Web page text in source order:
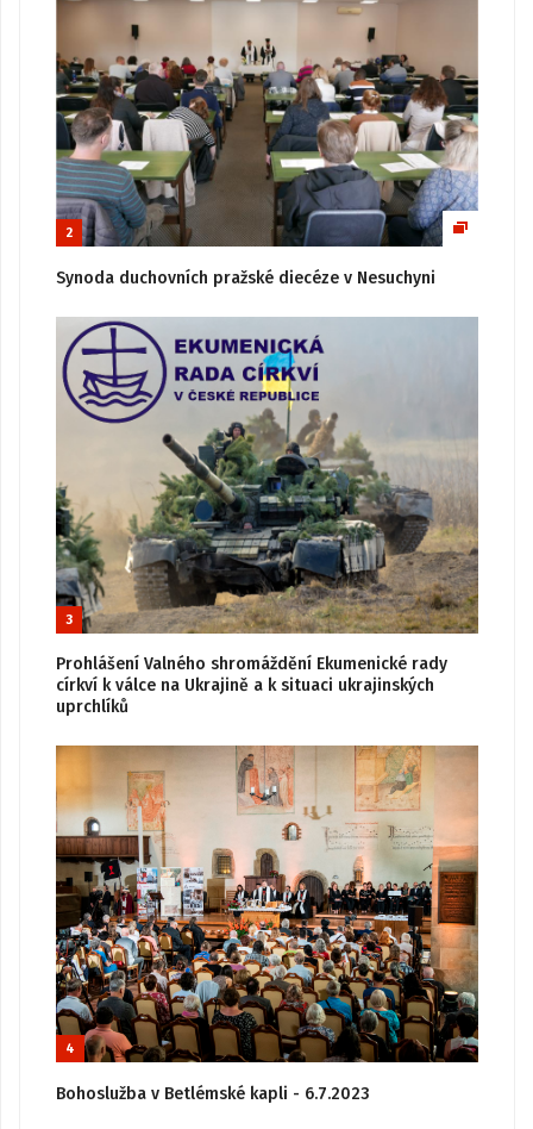
2
Synoda duchovních pražské diecéze v Nesuchyni
3
Prohlášení Valného shromáždění Ekumenické rady
církví k válce na Ukrajině a k situaci ukrajinských
uprchlíků
4
Bohoslužba v Betlémské kapli - 6.7.2023